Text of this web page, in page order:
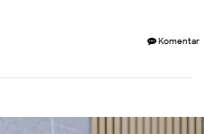
Komentar